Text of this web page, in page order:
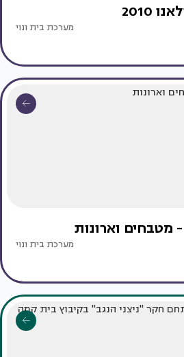
2010
מערכת בית ונוי
מטבחים וארונות
מערכת בית ונוי